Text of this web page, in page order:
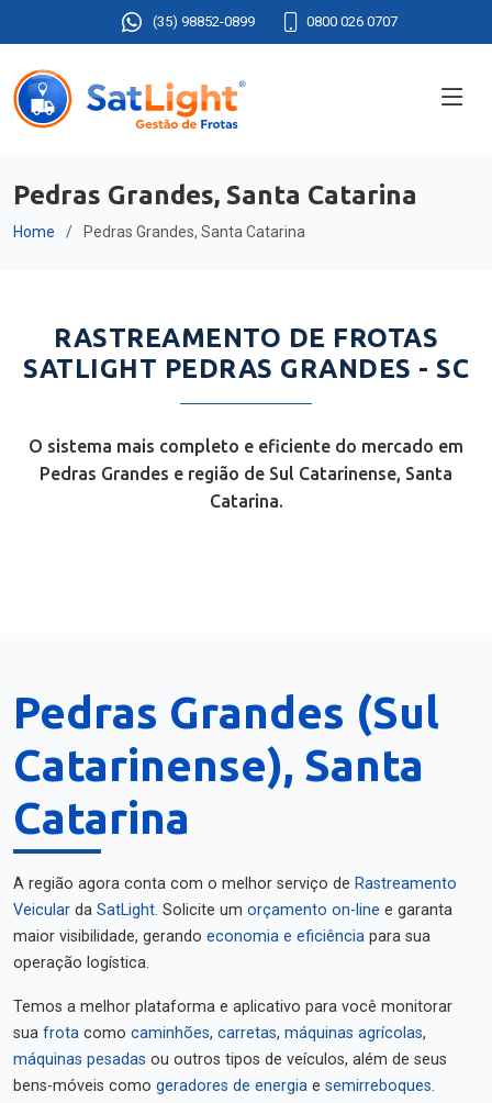
(35) 98852-0899 0800 026 0707
Pedras Grandes, Santa Catarina
Home Pedras Grandes, Santa Catarina
RASTREAMENTO DE FROTAS
SATLIGHT PEDRAS GRANDES - SC
O sistema mais completo e eficiente do mercado em
Pedras Grandes e região de Sul Catarinense, Santa
Catarina.
Pedras Grandes (Sul
Catarinense), Santa
Catarina
A região agora conta com o melhor serviço de Rastreamento
Veicular da SatLight. Solicite um orçamento on-line e garanta
maior visibilidade, gerando economia e eficiência para sua
operação logística.
Temos a melhor plataforma e aplicativo para você monitorar
sua frota como caminhões, carretas, máquinas agrícolas,
máquinas pesadas ou outros tipos de veículos, além de seus
bens-móveis como geradores de energia e semirreboques.